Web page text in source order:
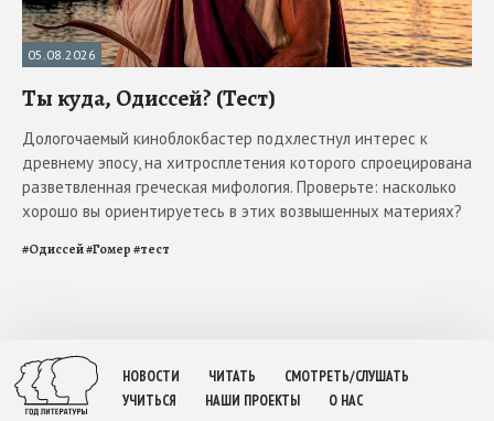
05.08.2026
Ты куда, Одиссей? (Тест)
Дологочаемый киноблокбастер подхлестнул интерес к
древнему эпосу, на хитросплетения которого спроецирована
разветвленная греческая мифология. Проверьте: насколько
хорошо вы ориентируетесь в этих возвышенных материях?
#Одиссей#Гомер#тест
НОВОСТИ ЧИТАТЬ
СМОТРЕТЬ/СЛУШАТЬ
УЧИТЬСЯ
НАШИ ПРОЕКТЫ О НАС